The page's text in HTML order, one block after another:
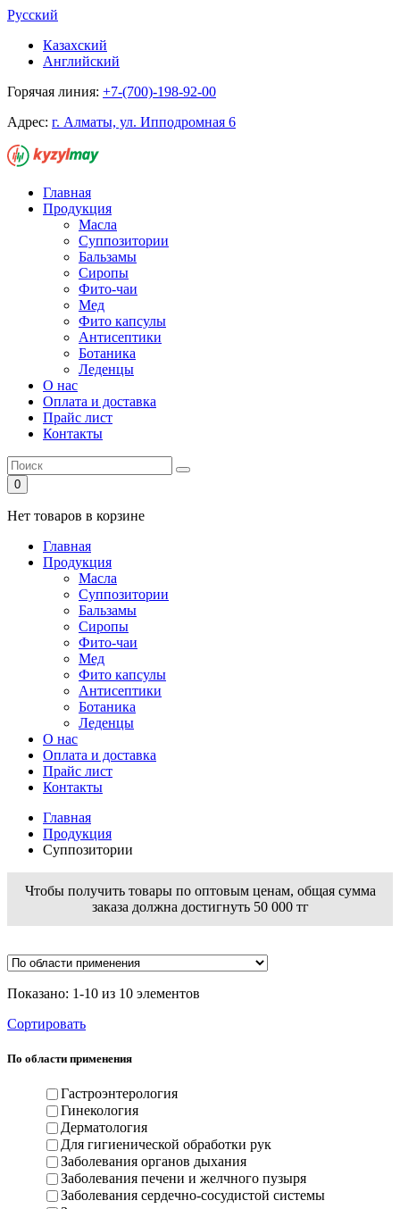
Русский
Казахский
Английский
Горячая линия: +7-(700)-198-92-00
Адрес: г. Алматы, ул. Ипподромная 6
Главная
Продукция
Масла
Суппозитории
Бальзамы
Сиропы
Фито-чаи
Мед
Фито капсулы
Антисептики
Ботаника
Леденцы
О нас
Оплата и доставка
Прайс лист
Контакты
0
Нет товаров в корзине
Главная
Продукция
Масла
Суппозитории
Бальзамы
Сиропы
Фито-чаи
Мед
Фито капсулы
Антисептики
Ботаника
Леденцы
О нас
Оплата и доставка
Прайс лист
Контакты
Главная
Продукция
Суппозитории
Чтобы получить товары по оптовым ценам, общая сумма
заказа должна достигнуть 50 000 тг
Показано: 1-10 из 10 элементов
Сортировать
По области применения
Гастроэнтерология
Гинекология
Дерматология
Для гигиенической обработки рук
Заболевания органов дыхания
Заболевания печени и желчного пузыря
Заболевания сердечно-сосудистой системы